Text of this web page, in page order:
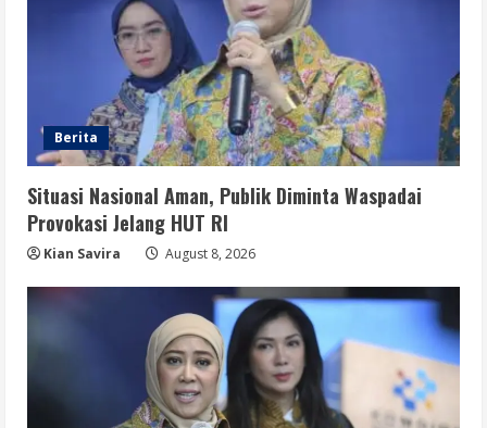
Berita
Situasi Nasional Aman, Publik Diminta Waspadai
Provokasi Jelang HUT RI
Kian Savira August 8, 2026